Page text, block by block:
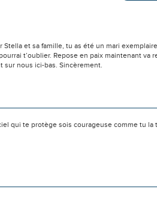
et sa famille, tu as été un mari
t’oublier. Repose en paix maintenant
sur nous ici-bas. Sincèrement.
qui te protège sois courageuse comme tu